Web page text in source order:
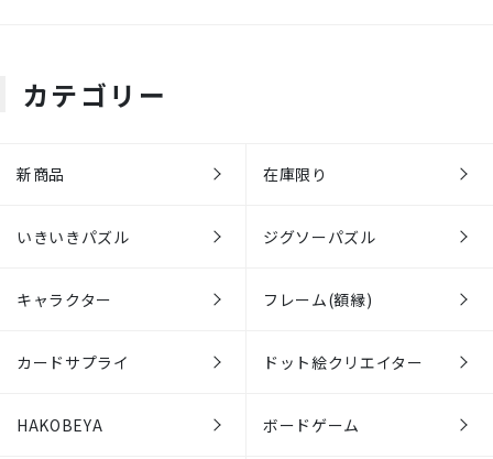
カテゴリー
新商品 在庫限り
いきいきパズル ジグソーパズル
キャラクター フレーム(額縁)
カードサプライ ドット絵クリエイター
HAKOBEYA ボードゲーム